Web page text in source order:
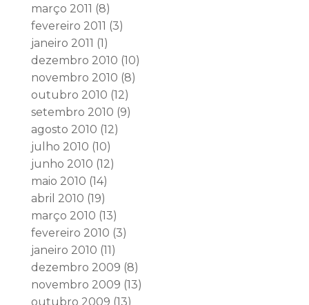
março 2011 (8)
fevereiro 2011 (3)
janeiro 2011 (1)
dezembro 2010 (10)
novembro 2010 (8)
outubro 2010 (12)
setembro 2010 (9)
agosto 2010 (12)
julho 2010 (10)
junho 2010 (12)
maio 2010 (14)
abril 2010 (19)
março 2010 (13)
fevereiro 2010 (3)
janeiro 2010 (11)
dezembro 2009 (8)
novembro 2009 (13)
outubro 2009 (13)